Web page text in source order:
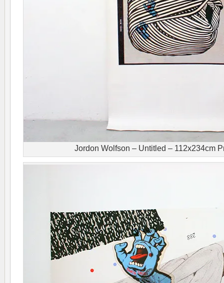
Jordon Wolfson – Untitled – 112x234cm